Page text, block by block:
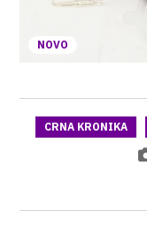
NOVO
CRNA KRONIKA